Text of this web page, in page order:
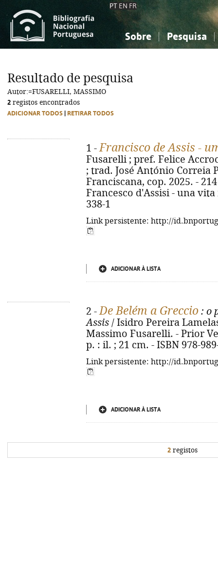
PT EN FR
Sobre Pesquisa
Ciências sociais...
Ciências sociais...
Resultado de pesquisa
Autor:=FUSARELLI, MASSIMO
2 registos encontrados
ADICIONAR TODOS RETIRAR TODOS
1 -Francisco de Assis -
Fusarelli ; pref. Felice
; trad. José António Correia
Franciscana, cop. 2025. -
Francesco d'Assisi - una vita
338-1
Link persistente: http://
ADICIONAR À LISTA
2 -De Belém a Greccio : o
Assis / Isidro Pereira
Massimo Fusarelli. - Prior
p. : il. ; 21 cm. - ISBN 978-
Link persistente: http://
ADICIONAR À LISTA
2 registos